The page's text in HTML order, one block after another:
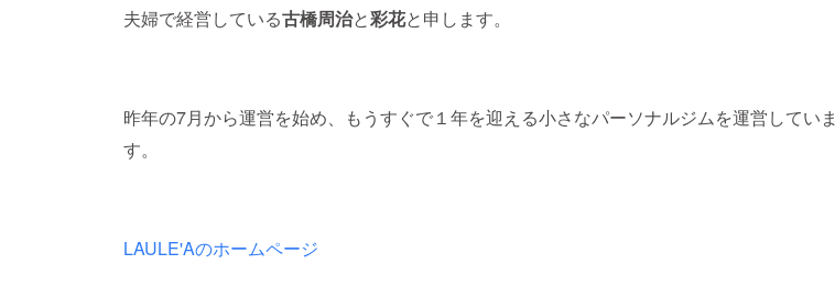
夫婦で経営している古橋周治と彩花と申します。
昨年の7月から運営を始め、もうすぐで１年を迎える小さなパーソナルジムを運営していま
す。
LAULE'Aのホームページ